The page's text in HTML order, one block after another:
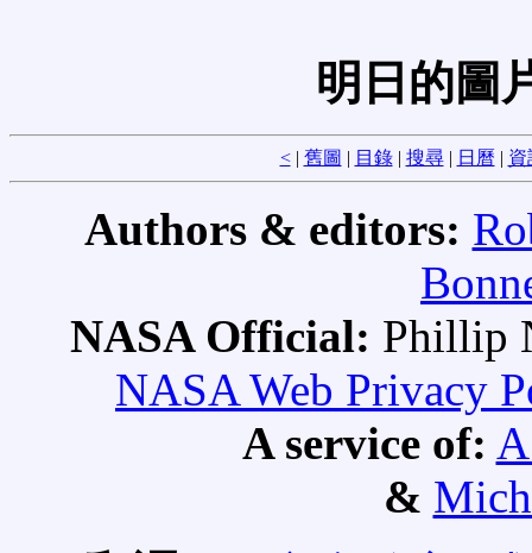
明日的圖
<| 舊圖 | 目錄| 搜尋| 日曆 | 資
Authors & editors:
NASA Official: Phillip
NASA Web Privacy
A service of:
&